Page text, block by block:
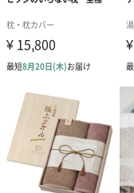
ションをご用意いたし
商品と同梱してお届けい